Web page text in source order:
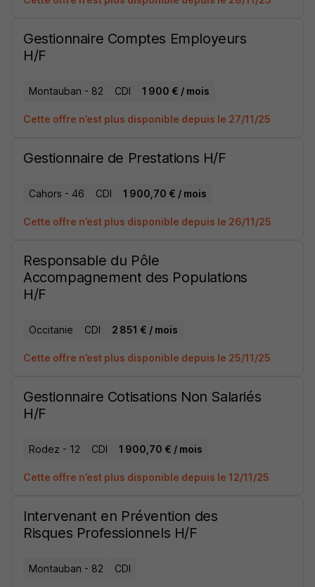
Gestionnaire Comptes Employeurs
H/F
Montauban - 82 CDI 1 900 € / mois
Cette offre n’est plus disponible depuis le 27/11/25
Gestionnaire de Prestations H/F
Cahors - 46 CDI 1 900,70 € / mois
Cette offre n’est plus disponible depuis le 26/11/25
Responsable du Pôle
Accompagnement des Populations
H/F
Occitanie CDI 2 851 € / mois
Cette offre n’est plus disponible depuis le 25/11/25
Gestionnaire Cotisations Non Salariés
H/F
Rodez - 12 CDI 1 900,70 € / mois
Cette offre n’est plus disponible depuis le 12/11/25
Intervenant en Prévention des
Risques Professionnels H/F
Montauban - 82 CDI